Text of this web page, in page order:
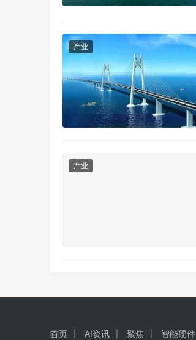
产业
产业
首页 AI资讯 聚焦 智能硬件